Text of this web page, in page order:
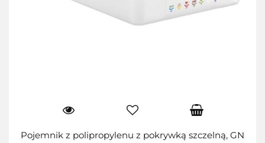
Pojemnik z polipropylenu z pokrywką szczelną, GN